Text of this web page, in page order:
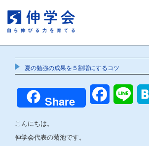
夏の勉強の成果を５割増にするコツ
Share FacebookLine
こんにちは。
伸学会代表の菊池です。